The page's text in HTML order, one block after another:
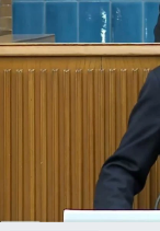
Politika
Sağlık
Turizm